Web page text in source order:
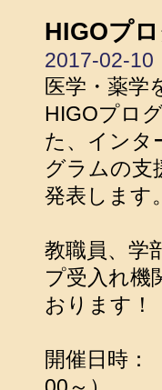
HIGOプ
2017-02-10
医学・薬学
HIGOプロ
た、インタ
グラムの支
発表します。
教職員、学
プ受入れ機
おります！
開催日時：